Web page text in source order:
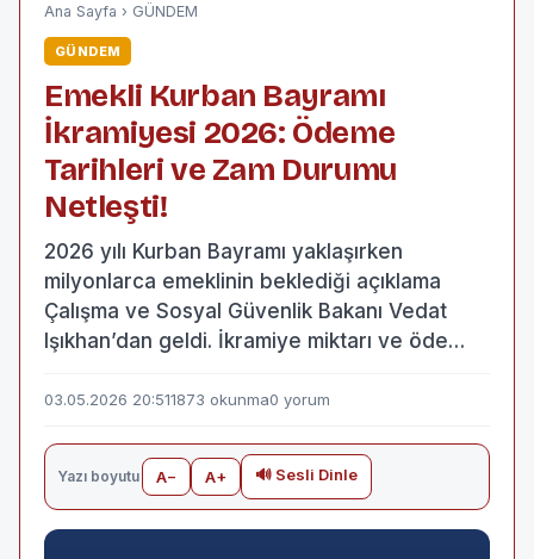
Ana Sayfa › GÜNDEM
GÜNDEM
Emekli Kurban Bayramı
İkramiyesi 2026: Ödeme
Tarihleri ve Zam Durumu
Netleşti!
2026 yılı Kurban Bayramı yaklaşırken
milyonlarca emeklinin beklediği açıklama
Çalışma ve Sosyal Güvenlik Bakanı Vedat
Işıkhan’dan geldi. İkramiye miktarı ve öde…
03.05.2026 20:511873 okunma0 yorum
Yazı boyutu A− A+ 🔊 Sesli Dinle